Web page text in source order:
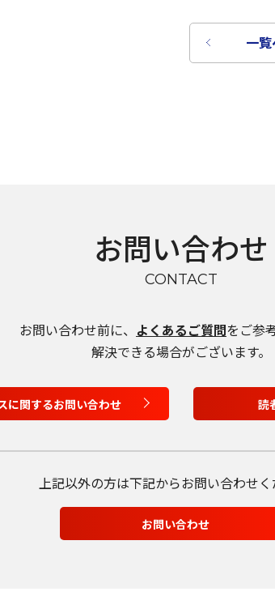
言語を選択
English
Tiếng Việt
一
お問い合わせ
CONTACT
お問い合わせ前に、 よくあるご質問をご参
解決できる場合がございます。
に関するお問い合わせ 読
上記以外の方は下記からお問い合わせく
お問い合わせ